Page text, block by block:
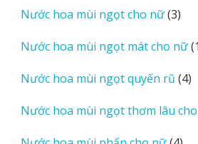
Nước hoa mùi ngọt cho nữ 33
Nước hoa mùi ngọt mát cho nữ 1
Nước hoa mùi ngọt quyến rũ 44
Nước hoa mùi ngọt thơm lâu